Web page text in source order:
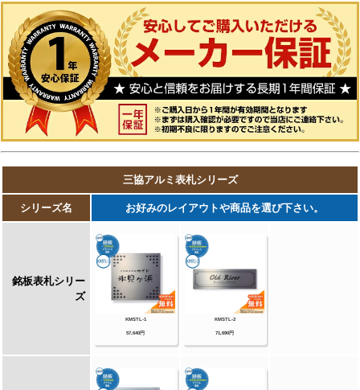
埋め込みタイプ）銘板・ステンレス+瓦（いぶ
し瓦）銘板・ステンレス+御影石（ステンレス
埋め込みタイプ）銘板・ステンレス+黒御影石
銘板・ステンレス+アクリル銘板・ステンレス
+アルミ銘板・タイル（シャビータイプ）・タ
イル（ラフエッジタイプ）銘板・タイル+ステ
ンレス銘板・陶器銘板・清水焼銘板・九谷焼銘
板・信楽焼銘板・カラーガラス銘板・ガラス銘
板・ガラス+木調・ガラス+ステンレス銘板・ガ
ラス+御影石銘板・アクリル+木調銘板・アクリ
ル銘板・人工大理石（樹脂）銘板・黒御影石銘
板 等
【四国化成】
ガラス表札・アクリル表札・ステンレス表札・
ストーン表札・木調表札・真鍮表札・タイル表
札・ソネット門柱1型・アルディ門柱・マイ門
柱SI型（アルミタイプ/デザインタイプ/ポリカ
タイプ）・マイ門柱（2型/3型/4型）・クレデ
ィ門柱（1型/2型/3型）・クレディ門柱（Nタ
イプ：照明無/Lタイプ：照明付）・パレット門
柱（T1型/P1型）・ブルーム門柱M1型・鋳造
立体文字プレート 等